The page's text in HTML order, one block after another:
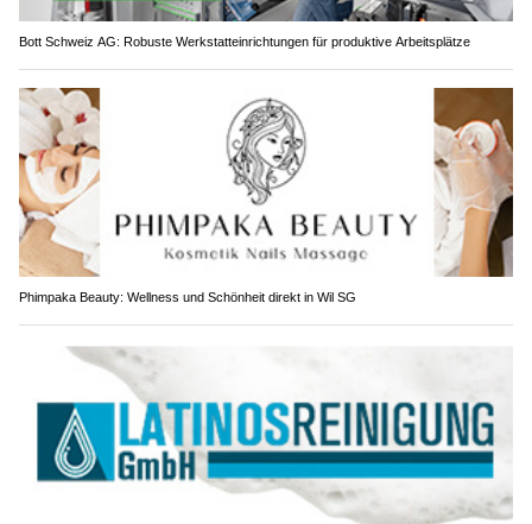
Bott Schweiz AG: Robuste Werkstatteinrichtungen für produktive Arbeitsplätze
Phimpaka Beauty: Wellness und Schönheit direkt in Wil SG